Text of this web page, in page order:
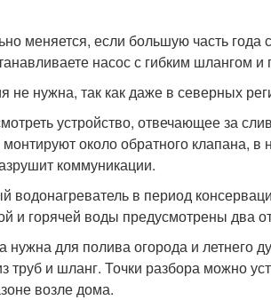
меняется, если большую часть
насос с гибким шлангом и
не нужна, так как даже в северных
устройство, отвечающее за
около обратного клапана,
коммуникации.
водонагреватель в период
и горячей воды предусмотрены два
нужна для полива огорода и летнего
труб и шланг. Точки разбора можно
возле дома.